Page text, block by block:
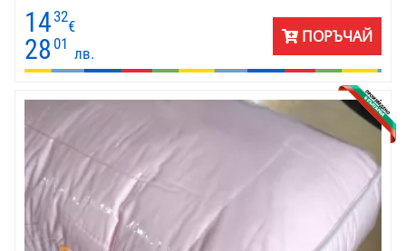
14 32
€
28 01
лв.
ПОРЪЧАЙ